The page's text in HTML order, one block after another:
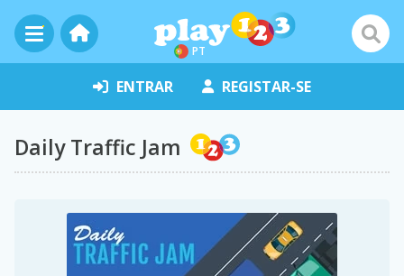
PT
ENTRAR REGISTAR-SE
Daily Traffic Jam